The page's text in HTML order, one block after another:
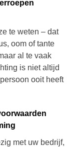
te weten – dat
oom of tante
al te vaak
is niet altijd
ooit heeft
met uw bedrijf,